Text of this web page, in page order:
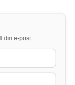
din e-post.